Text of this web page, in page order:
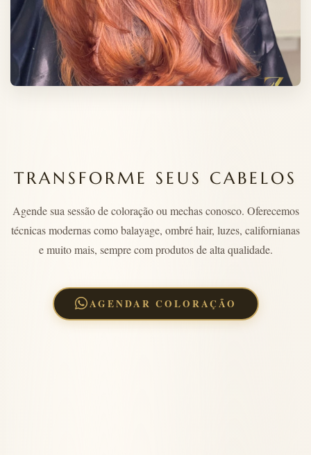
TRANSFORME SEUS CABELOS
Agende sua sessão de coloração ou mechas conosco. Oferecemos
técnicas modernas como balayage, ombré hair, luzes, californianas
e muito mais, sempre com produtos de alta qualidade.
AGENDAR COLORAÇÃO